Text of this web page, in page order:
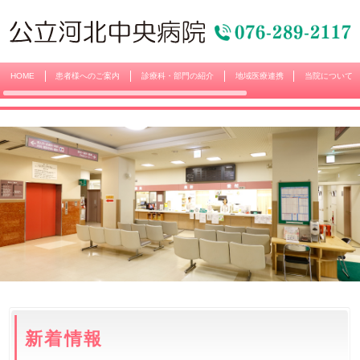
HOME 患者様へのご案内 診療科・部門の紹介 地域医療連携 当院について
新着情報